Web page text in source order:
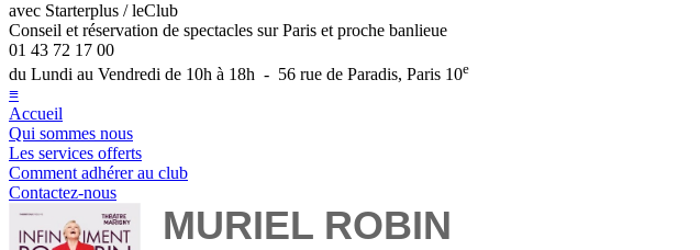
avec Starterplus / leClub
Conseil et réservation de spectacles sur Paris et proche banlieue
01 43 72 17 00
du Lundi au Vendredi de 10h à 18h - 56 rue de Paradis, Paris 10e
≡
Accueil
Qui sommes nous
Les services offerts
Comment adhérer au club
Contactez-nous
MURIEL ROBIN